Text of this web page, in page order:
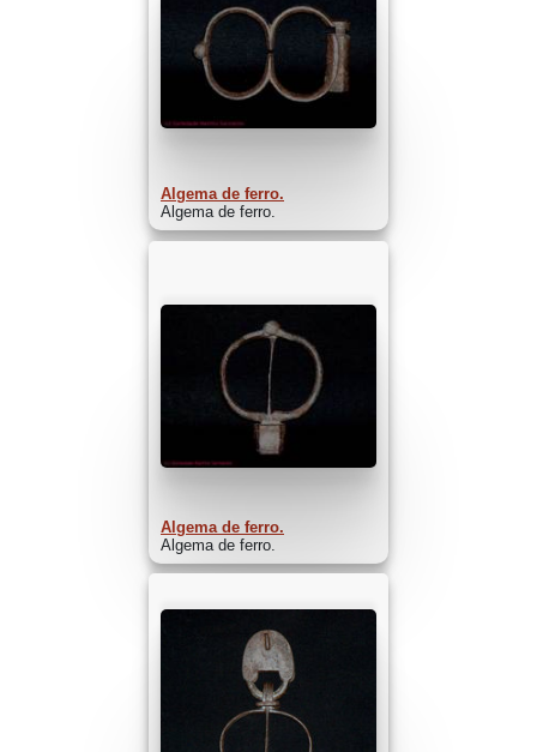
Algema de ferro.
Algema de ferro.
Algema de ferro.
Algema de ferro.